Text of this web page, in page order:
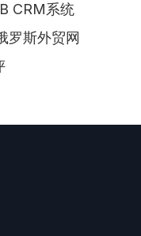
CRM系统
罗斯外贸网